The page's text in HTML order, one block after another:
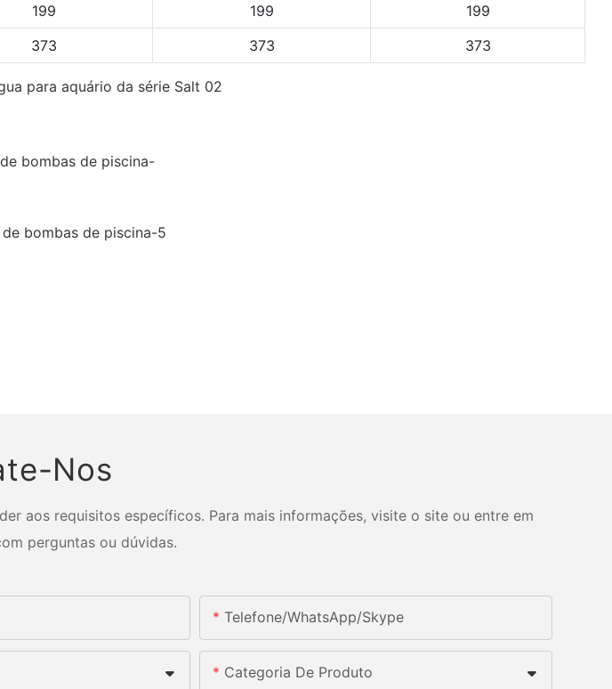
199 199
199
373 373 373
Nos
aos requisitos específicos. Para mais informações, visite o site ou entre em
perguntas ou dúvidas.
Telefone/whatsApp/skype
Categoria De Produto